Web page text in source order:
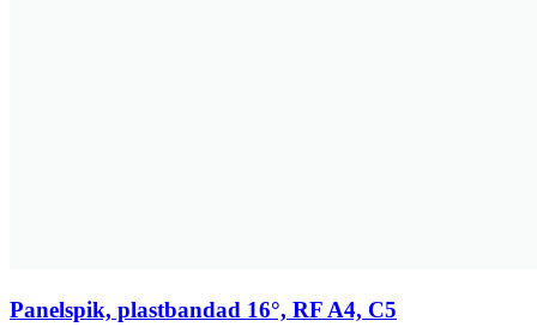
Panelspik, plastbandad 16°, RF A4, C5